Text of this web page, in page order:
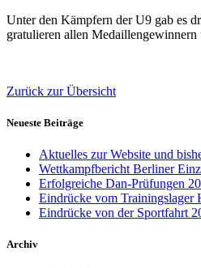
Unter den Kämpfern der U9 gab es
gratulieren allen
Zurück zur Übersicht
Neueste Beiträge
Aktuelles zur Website und
Wettkampfbericht Berliner
Erfolgreiche Dan-Prüfungen
Eindrücke vom Trainingslager
Eindrücke von der Sportfahrt
Archiv